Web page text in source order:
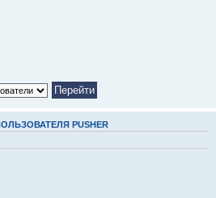
PUSHER